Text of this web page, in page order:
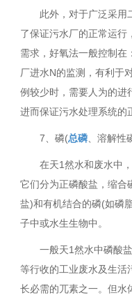
此外，对于广泛采用
了保证污水厂的正常运行
需求，好氧法一般控制在
厂进水N的监测，有利于
例较少时，需要人为的进
进而保证污水处理系统的
7、磷(总磷 、溶解
在天1然水和废水中
它们分为正磷酸盐，缩合
盐)和有机结合的磷(如磷
子中或水生生物中。
一般天1然水中磷酸
等行收的工业废水及生活
长必需的兀素之一。但